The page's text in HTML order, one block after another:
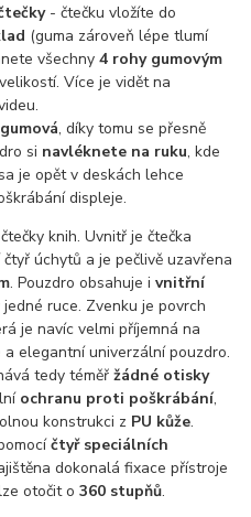
- čtečku vložíte do
(guma zároveň lépe tlumí
všechny 4 rohy gumovým
Více je vidět na
gumová, díky tomu se přesně
si navléknete na ruku, kde
je opět v deskách lehce
displeje.
knih. Uvnitř je čtečka
úchytů a je pečlivě uzavřena
. Pouzdro obsahuje ivnitřní
ruce. Zvenku je povrch
je navíc velmi příjemná na
elegantní univerzální pouzdro.
tedy téměřžádné otisky
ochranu proti poškrábání,
konstrukci z PU kůže.
čtyř speciálních
dokonalá fixace přístroje
otočit o360 stupňů.